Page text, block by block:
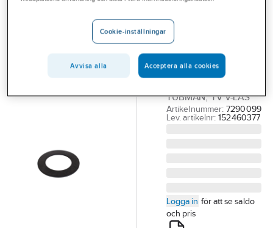
Planpackning,
Tubman
GUMMIPACKN.
NR/SBR. 39X27X2
MM 10-PACK.
TUBMAN, TV V-LÅS
Artikelnummer: 7290099
Lev. artikelnr: 152460377
Logga in för att se saldo
och pris
Cookie-inställningar
Avvisa alla Acceptera alla cookies